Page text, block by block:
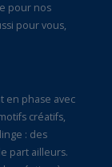
pour nos
pour vous,
en phase avec
créatifs,
: des
part ailleurs.